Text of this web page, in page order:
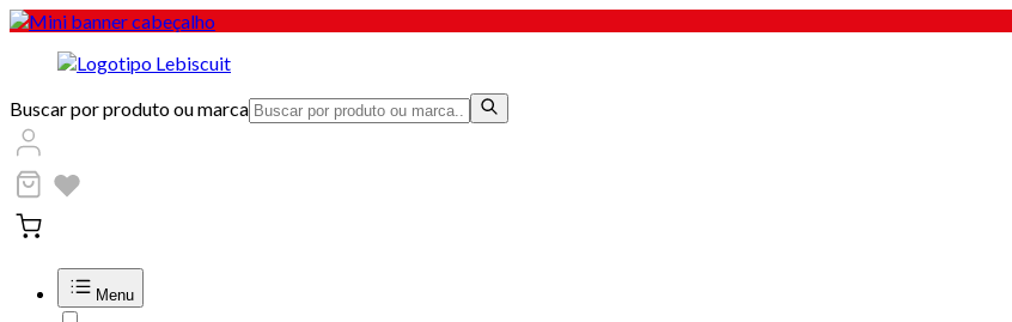
Buscar por produto ou marca
Menu